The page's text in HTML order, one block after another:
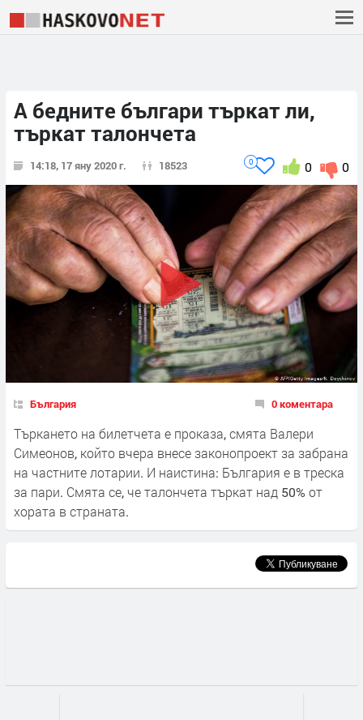
А бедните българи търкат ли,
търкат талончета
14:18, 17 яну 2020 г. 18523 0
0
0
България 0 коментара
Търкането на билетчета е проказа, смята Валери
Симеонов, който вчера внесе законопроект за забрана
на частните лотарии. И наистина: България е в треска
за пари. Смята се, че талончета търкат над 50% от
хората в страната.